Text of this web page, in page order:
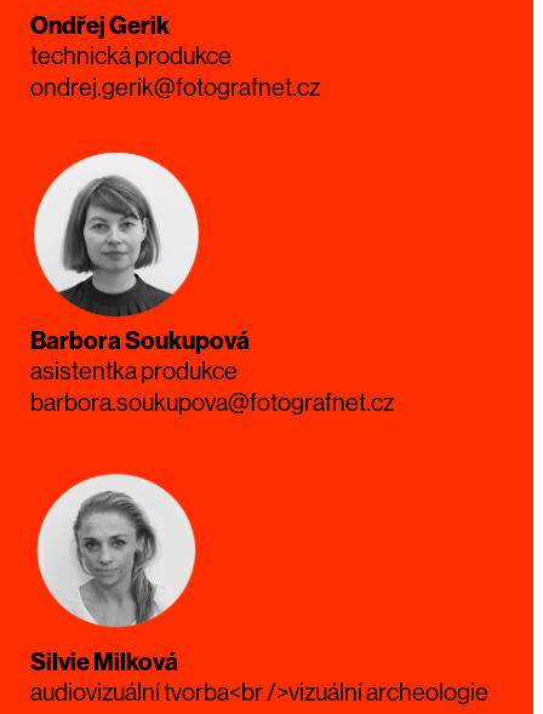
Ondřej Gerik
technická produkce
ondrej.gerik@fotografnet.cz
Barbora Soukupová
asistentka produkce
barbora.soukupova@fotografnet.cz
Silvie Milková
audiovizuální tvorba<br />vizuální archeologie